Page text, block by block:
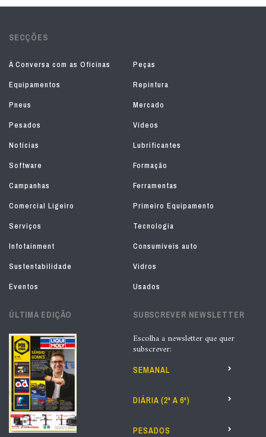
SECÇÕES
À Conversa com as Oficinas
Peças
Equipamentos
Repintura
Pneus
Mercado
Pesados
Vídeos
Notícias
Lubrificantes
Software
Formação
Campanhas
Ferramentas
Comercial Ligeiro
Primeiro Equipamento
Serviços
Tecnologia
Infotainment
Consumíveis auto
Sustentabilidade
Vidros
Eventos
Usados
ÚLTIMA EDIÇÃO SUBSCREVER NEWSLETTER
Escolha a newsletter que quer
subscrever:
SEMANAL
DIÁRIA (2ª A 6ª)
PESADOS